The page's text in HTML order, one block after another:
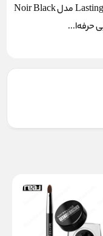
خط چشم ژلی Maybelline سری Lasting Drama مدل Noir Black
حرفه‌ا...